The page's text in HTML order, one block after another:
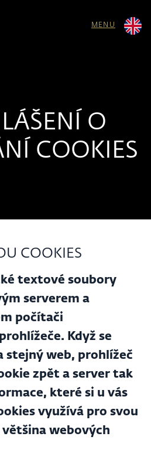
MENU
O
COOKIES
COOKIES
textové soubory
serverem a
počítači
Když se
stejný web, prohlížeč
zpět a server tak
které si u vás
využívá pro svou
webových